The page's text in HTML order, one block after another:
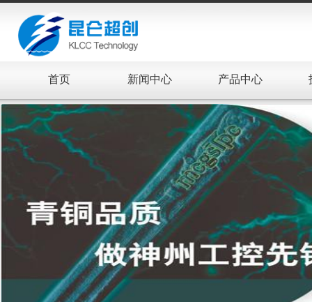
首页 新闻中心 产品中心